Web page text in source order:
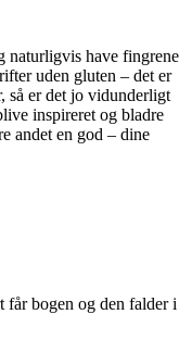
naturligvis have fingrene
uden gluten – det er
så er det jo vidunderligt
inspireret og bladre
andet en god – dine
får bogen og den falder i